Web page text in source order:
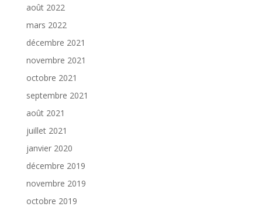
août 2022
mars 2022
décembre 2021
novembre 2021
octobre 2021
septembre 2021
août 2021
juillet 2021
janvier 2020
décembre 2019
novembre 2019
octobre 2019